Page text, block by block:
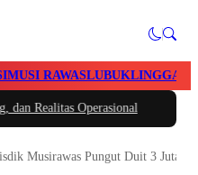
MUSI RAWASLUBUKLINGGAU
Operasional
Musirawas Pungut Duit 3 Juta